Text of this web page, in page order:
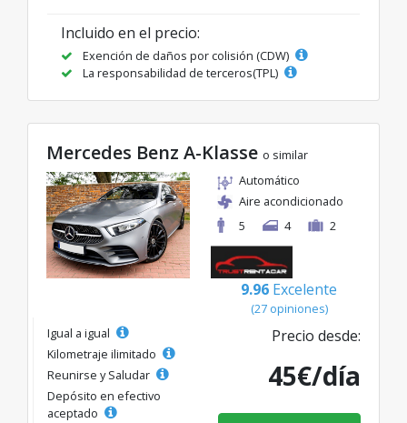
Incluido en el precio:
Exención de daños por colisión (CDW)
La responsabilidad de terceros(TPL)
Mercedes Benz A-Klasse o similar
Automático
Aire acondicionado
5
4 2
9.96 Excelente
(27 opiniones)
Igual a igual
Kilometraje ilimitado
Reunirse y Saludar
Depósito en efectivo
aceptado
Precio desde:
45€/día